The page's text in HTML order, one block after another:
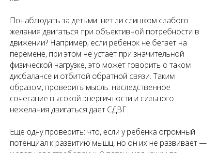
Понаблюдать за детьми: нет ли слишком слабого
желания двигаться при объективной потребности в
движении? Например, если ребенок не бегает на
перемене, при этом не устает при значительной
физической нагрузке, это может говорить о таком
дисбалансе и отбитой обратной связи. Таким
образом, проверить мысль: наследственное
сочетание высокой энергичности и сильного
нежелания двигаться дает СДВГ.
Еще одну проверить: что, если у ребенка огромный
потенциал к развитию мышц, но он их не развивает —